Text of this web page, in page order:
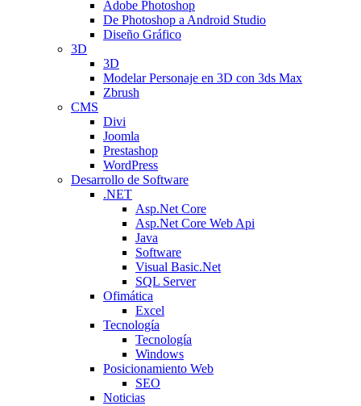
Adobe Photoshop
De Photoshop a Android Studio
Diseño Gráfico
3D
3D
Modelar Personaje en 3D con 3ds Max
Zbrush
CMS
Divi
Joomla
Prestashop
WordPress
Desarrollo de Software
.NET
Asp.Net Core
Asp.Net Core Web Api
Java
Software
Visual Basic.Net
SQL Server
Ofimática
Excel
Tecnología
Tecnología
Windows
Posicionamiento Web
SEO
Noticias